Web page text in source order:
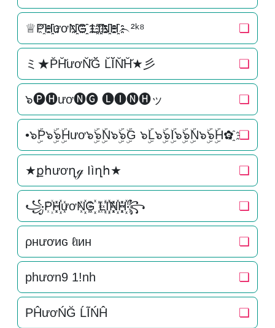
♕P҈H҈҈ươN҈҈G҈҈ L҈I҈҈N҈҈H҈҈︵²ᵏ⁸ ❏
ミ★P̆H̆̆ươN̆̆Ğ̆ L̆Ĭ̆N̆̆H̆̆★彡 ❏
๖🅟🅗ươ🅝🅖 🅛🅘🅝🅗ッ ❏
•๖ۣۜP๖ۣۜ๖ۣۜHươ๖ۣۜ๖ۣۜN๖ۣۜ๖ۣۜG ๖ۣۜL๖ۣۜ๖ۣۜI๖ۣۜ๖ۣۜN๖ۣۜ๖ۣۜH✿҈ ❏
★քհươղℊ Ӏìղհ★ ❏
꧁P꙰H꙰꙰ươN꙰꙰G꙰꙰ L꙰I꙰꙰N꙰꙰H꙰꙰꧂ ❏
ρнươиɢ ℓιин ❏
phươn9 1!nh ❏
PĤươŃĞ ĹĨŃĤ ❏